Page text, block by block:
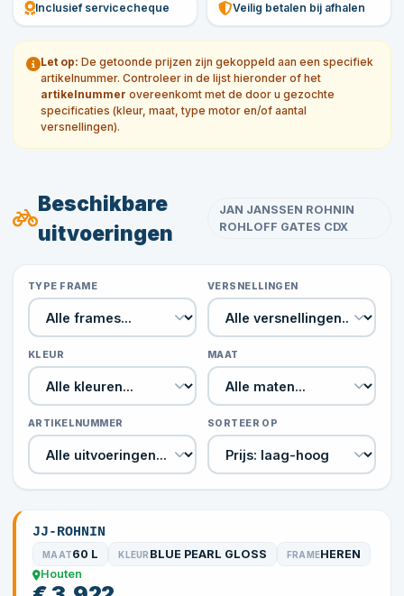
Inclusief servicecheque Veilig betalen bij afhalen
Let op: De getoonde prijzen zijn gekoppeld aan een specifiek
artikelnummer. Controleer in de lijst hieronder of het
artikelnummer overeenkomt met de door u gezochte
specificaties (kleur, maat, type motor en/of aantal
versnellingen).
Beschikbare
uitvoeringen
JAN JANSSEN ROHNIN
ROHLOFF GATES CDX
TYPE FRAME VERSNELLINGEN
KLEUR MAAT
ARTIKELNUMMER SORTEER OP
JJ-ROHNIN
MAAT60 L KLEUR BLUE PEARL GLOSS FRAMEHEREN
Houten